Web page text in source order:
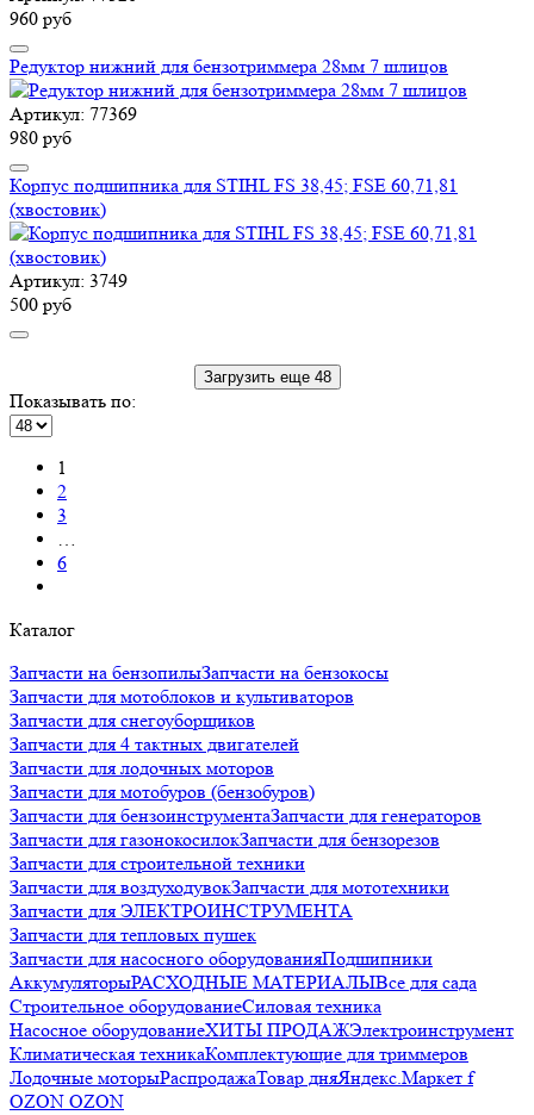
960 руб
Редуктор нижний для бензотриммера 28мм 7 шлицов
Артикул: 77369
980 руб
Корпус подшипника для STIHL FS 38,45; FSE 60,71,81
(хвостовик)
Артикул: 3749
500 руб
Загрузить еще 48
Показывать по:
1
2
3
…
6
Каталог
Запчасти на бензопилыЗапчасти на бензокосы
Запчасти для мотоблоков и культиваторов
Запчасти для снегоуборщиков
Запчасти для 4 тактных двигателей
Запчасти для лодочных моторов
Запчасти для мотобуров (бензобуров)
Запчасти для бензоинструментаЗапчасти для генераторов
Запчасти для газонокосилокЗапчасти для бензорезов
Запчасти для строительной техники
Запчасти для воздуходувокЗапчасти для мототехники
Запчасти для ЭЛЕКТРОИНСТРУМЕНТА
Запчасти для тепловых пушек
Запчасти для насосного оборудованияПодшипники
АккумуляторыРАСХОДНЫЕ МАТЕРИАЛЫВсе для сада
Строительное оборудованиеСиловая техника
Насосное оборудованиеХИТЫ ПРОДАЖЭлектроинструмент
Климатическая техникаКомплектующие для триммеров
Лодочные моторыРаспродажаТовар дняЯндекс.Маркет f
OZON OZON